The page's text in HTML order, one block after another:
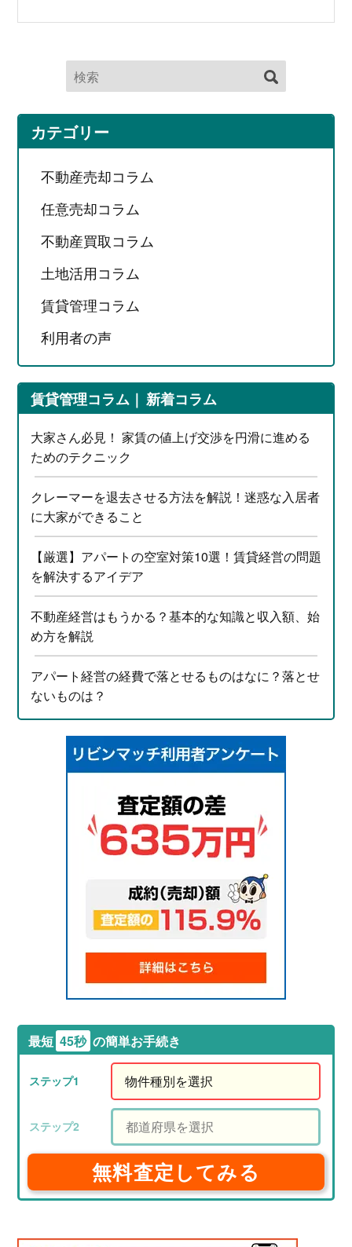
カテゴリー
不動産売却コラム
任意売却コラム
不動産買取コラム
土地活用コラム
賃貸管理コラム
利用者の声
賃貸管理コラム 新着コラム
大家さん必見！ 家賃の値上げ交渉を円滑に進める
ためのテクニック
クレーマーを退去させる方法を解説！迷惑な入居者
に大家ができること
【厳選】アパートの空室対策10選！賃貸経営の問題
を解決するアイデア
不動産経営はもうかる？基本的な知識と収入額、始
め方を解説
アパート経営の経費で落とせるものはなに？落とせ
ないものは？
最短 45秒 の簡単お手続き
無料査定してみる